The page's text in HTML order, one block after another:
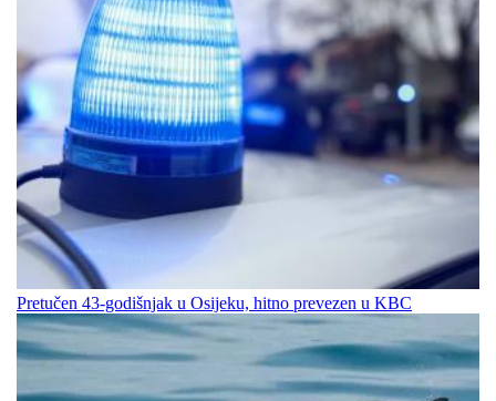
Pretučen 43-godišnjak u Osijeku, hitno prevezen u KBC